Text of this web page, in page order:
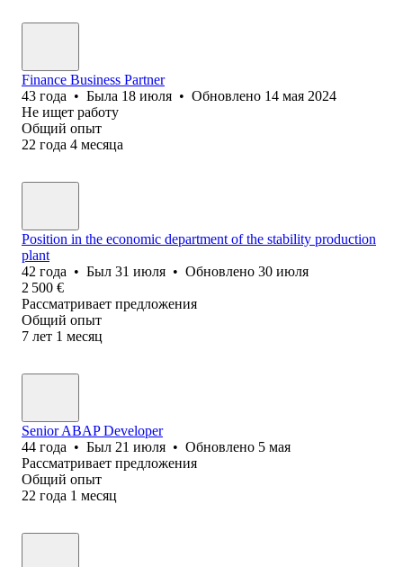
Finance Business Partner
43 года • Была 18 июля • Обновлено 14 мая 2024
Не ищет работу
Общий опыт
22 года 4 месяца
Position in the economic department of the stability production
plant
42 года • Был 31 июля • Обновлено 30 июля
2 500 €
Рассматривает предложения
Общий опыт
7 лет 1 месяц
Senior ABAP Developer
44 года • Был 21 июля • Обновлено 5 мая
Рассматривает предложения
Общий опыт
22 года 1 месяц